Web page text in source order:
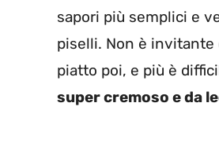
sapori più semplici e
piselli. Non è invitante
piatto poi, e più è
super cremoso e da